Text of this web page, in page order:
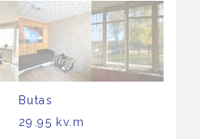
Butas
29.95 kv.m